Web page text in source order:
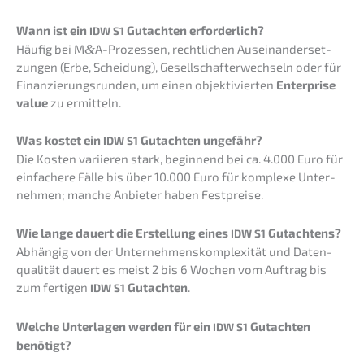
Wann ist ein IDWS1 Gutach­ten erforderlich?
Häufig bei M&A-Prozessen, recht­li­chen Ausein­an­der­set­
zun­gen (Erbe, Schei­dung), Gesell­schaf­ter­wech­seln oder für
Finan­zie­rungs­run­den, um einen objek­ti­vier­ten Enter­pri­se
value zu ermitteln.
Was kostet ein IDWS1 Gutach­ten ungefähr?
Die Kosten variie­ren stark, begin­nend bei ca. 4.000 Euro für
einfa­che­re Fälle bis über 10.000 Euro für komple­xe Unter­
neh­men; manche Anbie­ter haben Festpreise.
Wie lange dauert die Erstel­lung eines IDWS1 Gutachtens?
Abhän­gig von der Unter­neh­mens­kom­ple­xi­tät und Daten­
qua­li­tät dauert es meist 2 bis 6 Wochen vom Auftrag bis
zum ferti­gen IDWS1 Gutach­ten.
Welche Unter­la­gen werden für ein IDWS1 Gutach­ten
benötigt?